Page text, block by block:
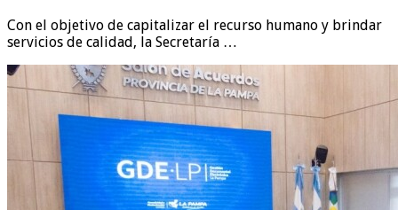
Con el objetivo de capitalizar el recurso humano y brindar
servicios de calidad, la Secretaría …